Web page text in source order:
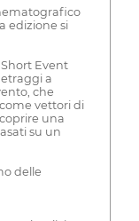
edizione si
Event
a
che
vettori di
una
su un
delle